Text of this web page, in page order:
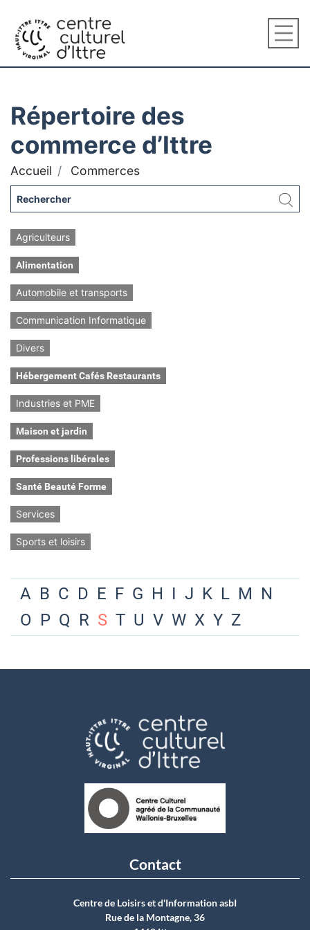
Répertoire des
commerce d’Ittre
Accueil Commerces
Agriculteurs
Alimentation
Automobile et transports
Communication Informatique
Divers
Hébergement Cafés Restaurants
Industries et PME
Maison et jardin
Professions libérales
Santé Beauté Forme
Services
Sports et loisirs
A B C D E F G H I J K L M N
O P Q R S T U V W X Y Z
Contact
Centre de Loisirs et d'Information asbI
Rue de la Montagne, 36